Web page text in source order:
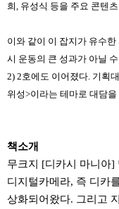
희, 유성식 등을 주요 콘텐
이와 같이 이 잡지가 유수
시 운동의 큰 성과가 아닐
2) 2호에도 이어졌다. 기획
위성>이라는 테마로 대담
책소개
무크지 [디카시 마니아]
디지털카메라, 즉 디카
상화되어왔다. 그리고